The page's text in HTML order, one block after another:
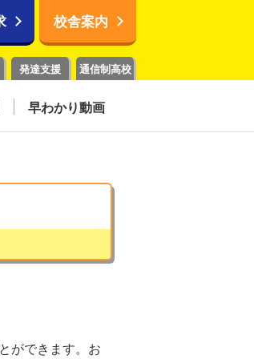
校舎案内
発達支援 通信制高校
早わかり動画
ができます。お